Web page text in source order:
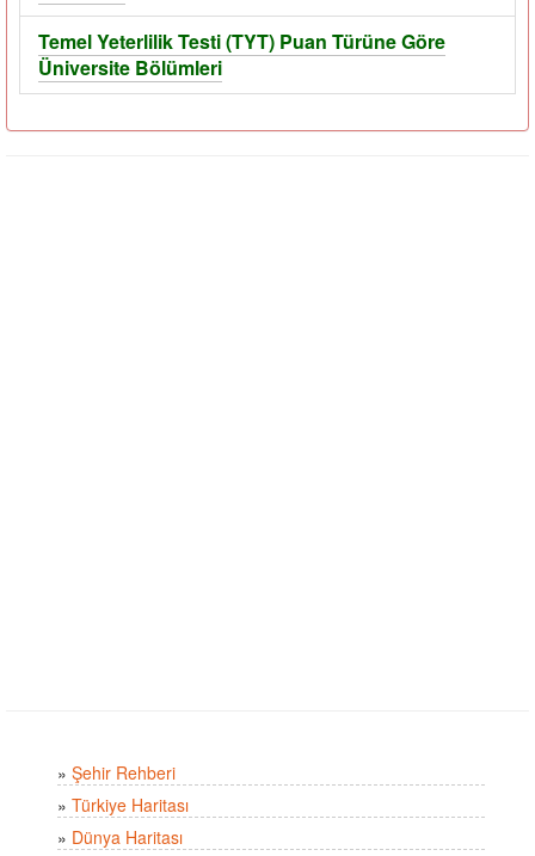
Temel Yeterlilik Testi (TYT) Puan Türüne Göre
Üniversite Bölümleri
» Şehir Rehberi
» Türkiye Haritası
» Dünya Haritası